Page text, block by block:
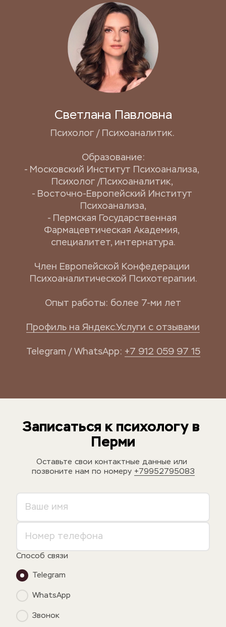
Светлана Павловна
Психолог / Психоаналитик.
Образование:
- Московский Институт Психоанализа,
Психолог /Психоаналитик,
- Восточно-Европейский Институт
Психоанализа,
- Пермская Государственная
Фармацевтическая Академия,
специалитет, интернатура.
Член Европейской Конфедерации
Психоаналитической Психотерапии.
Опыт работы: более 7-ми лет
Профиль на Яндекс.Услуги с отзывами
Telegram / WhatsApp: +7 912 059 97 15
Записаться к психологу в
Перми
Оставьте свои контактные данные или
позвоните нам по номеру +79952795083
Способ связи
Telegram
WhatsApp
Звонок